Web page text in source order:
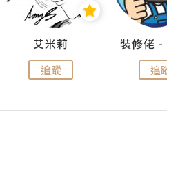
艾米莉
追蹤 追蹤